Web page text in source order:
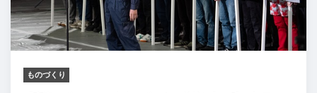
ものづくり